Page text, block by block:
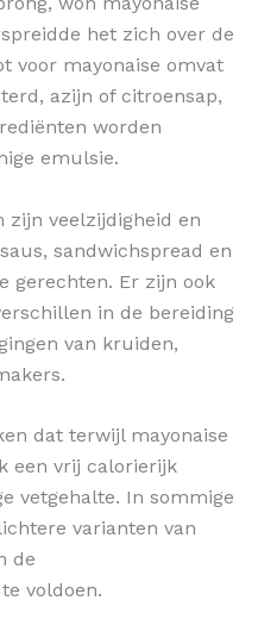
het zich over de
voor mayonaise omvat
azijn of citroensap,
worden
emulsie.
zijn veelzijdigheid en
sandwichspread en
gerechten. Er zijn ook
in de bereiding
van kruiden,
dat terwijl mayonaise
een vrij calorierijk
vetgehalte. In sommige
varianten van
de
voldoen.